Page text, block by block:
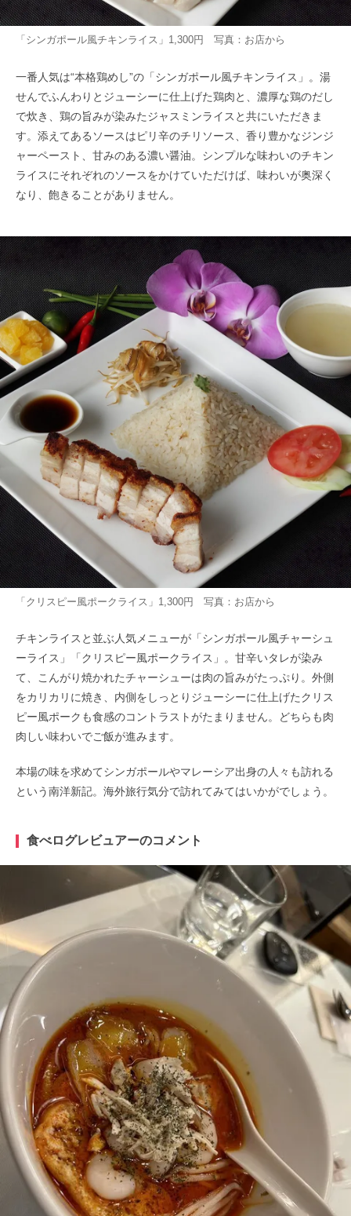
「シンガポール風チキンライス」1,300円 写真：お店から
一番人気は“本格鶏めし”の「シンガポール風チキンライス」。湯
せんでふんわりとジューシーに仕上げた鶏肉と、濃厚な鶏のだし
で炊き、鶏の旨みが染みたジャスミンライスと共にいただきま
す。添えてあるソースはピリ辛のチリソース、香り豊かなジンジ
ャーペースト、甘みのある濃い醤油。シンプルな味わいのチキン
ライスにそれぞれのソースをかけていただけば、味わいが奥深く
なり、飽きることがありません。
「クリスピー風ポークライス」1,300円 写真：お店から
チキンライスと並ぶ人気メニューが「シンガポール風チャーシュ
ーライス」「クリスピー風ポークライス」。甘辛いタレが染み
て、こんがり焼かれたチャーシューは肉の旨みがたっぷり。外側
をカリカリに焼き、内側をしっとりジューシーに仕上げたクリス
ピー風ポークも食感のコントラストがたまりません。どちらも肉
肉しい味わいでご飯が進みます。
本場の味を求めてシンガポールやマレーシア出身の人々も訪れる
という南洋新記。海外旅行気分で訪れてみてはいかがでしょう。
食べログレビュアーのコメント